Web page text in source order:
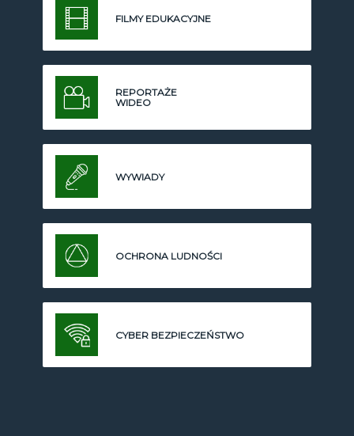
FILMY EDUKACYJNE
REPORTAŻE
WIDEO
WYWIADY
OCHRONA LUDNOŚCI
CYBER BEZPIECZEŃSTWO